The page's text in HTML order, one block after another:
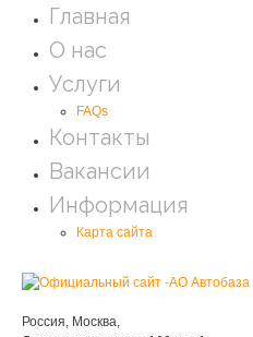
Главная
О нас
Услуги
FAQs
Контакты
Вакансии
Информация
Карта сайта
Россия, Москва,